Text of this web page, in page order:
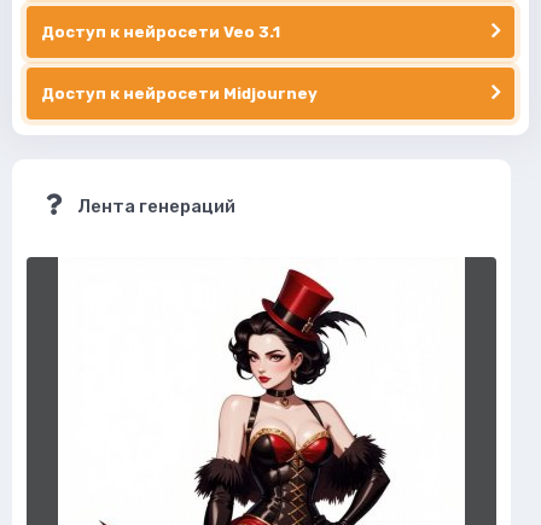
Доступ к нейросети Veo 3.1
Доступ к нейросети Midjourney
Лента генераций